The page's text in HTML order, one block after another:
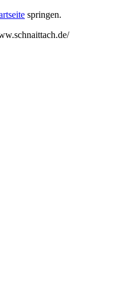
springen.